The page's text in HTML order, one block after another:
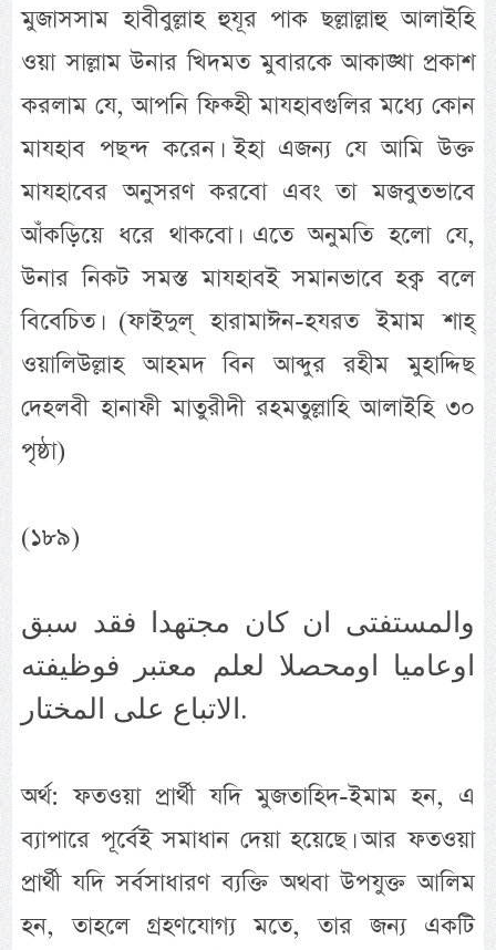
মুজাসসাম হাবীবুল্লাহ হুযূর পাক ছল্লাল্লাহু আলাইহি
ওয়া সাল্লাম উনার খিদমত মুবারকে আকাঙ্খা প্রকাশ
করলাম যে, আপনি ফিক্হী মাযহাবগুলির মধ্যে কোন
মাযহাব পছন্দ করেন। ইহা এজন্য যে আমি উক্ত
মাযহাবের অনুসরণ করবো এবং তা মজবুতভাবে
আঁকড়িয়ে ধরে থাকবো। এতে অনুমতি হলো যে,
উনার নিকট সমস্ত মাযহাবই সমানভাবে হক্ব বলে
বিবেচিত। (ফাইদুল্ হারামাঈন-হযরত ইমাম শাহ্
ওয়ালিউল্লাহ আহমদ বিন আব্দুর রহীম মুহাদ্দিছ
দেহলবী হানাফী মাতুরীদী রহমতুল্লাহি আলাইহি ৩০
পৃষ্ঠা)
(১৮৯)
والمستفتى ان كان مجتهدا فقد سبق
اوعاميا اومحصلا لعلم معتبر فوظيفته
الاتباع على المختار.
অর্থ: ফতওয়া প্রার্থী যদি মুজতাহিদ-ইমাম হন, এ
ব্যাপারে পূর্বেই সমাধান দেয়া হয়েছে। আর ফতওয়া
প্রার্থী যদি সর্বসাধারণ ব্যক্তি অথবা উপযুক্ত আলিম
হন, তাহলে গ্রহণযোগ্য মতে, তার জন্য একটি